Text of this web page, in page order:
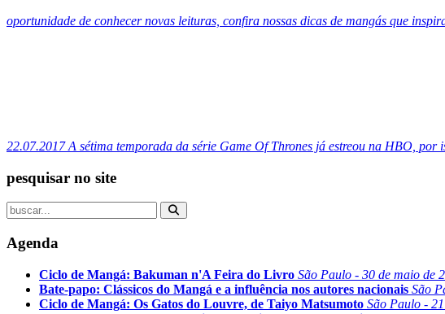
oportunidade de conhecer novas leituras, confira nossas dicas de mangás que
22.07.2017A sétima temporada da série Game Of Thrones já estreou na HBO, por
pesquisar no site
Agenda
Ciclo de Mangá: Bakuman n'A Feira do Livro São Paulo - 30 de maio de
Bate-papo: Clássicos do Mangá e a influência nos autores nacionais São
Ciclo de Mangá: Os Gatos do Louvre, de Taiyo Matsumoto São Paulo -